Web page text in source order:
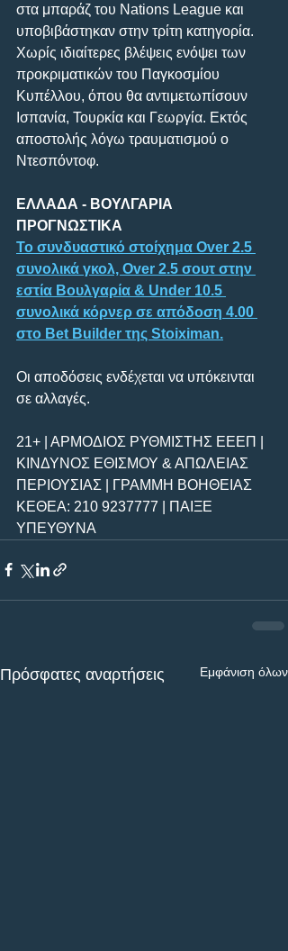
στα μπαράζ του Nations League και
υποβιβάστηκαν στην τρίτη κατηγορία.
Χωρίς ιδιαίτερες βλέψεις ενόψει των
προκριματικών του Παγκοσμίου
Κυπέλλου, όπου θα αντιμετωπίσουν
Ισπανία, Τουρκία και Γεωργία. Εκτός
αποστολής λόγω τραυματισμού ο
Ντεσπόντοφ.
ΕΛΛΑΔΑ - ΒΟΥΛΓΑΡΙΑ
ΠΡΟΓΝΩΣΤΙΚΑ
Το συνδυαστικό στοίχημα Over 2.5
συνολικά γκολ, Over 2.5 σουτ στην
εστία Βουλγαρία & Under 10.5
συνολικά κόρνερ σε απόδοση 4.00
στο Bet Builder της Stoiximan.
Οι αποδόσεις ενδέχεται να υπόκεινται
σε αλλαγές.
21+ | ΑΡΜΟΔΙΟΣ ΡΥΘΜΙΣΤΗΣ ΕΕΕΠ |
ΚΙΝΔΥΝΟΣ ΕΘΙΣΜΟΥ & ΑΠΩΛΕΙΑΣ
ΠΕΡΙΟΥΣΙΑΣ | ΓΡΑΜΜΗ ΒΟΗΘΕΙΑΣ
ΚΕΘΕΑ: 210 9237777 | ΠΑΙΞΕ
ΥΠΕΥΘΥΝΑ
Πρόσφατες αναρτήσεις Εμφάνιση όλων